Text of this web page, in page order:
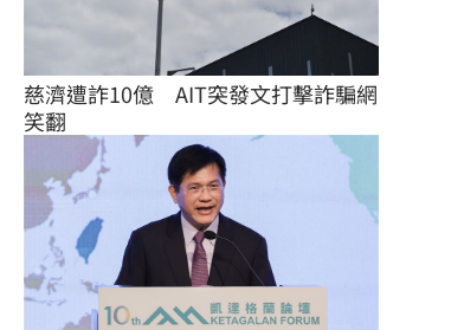
慈濟遭詐10億　AIT突發文打擊詐騙網
笑翻